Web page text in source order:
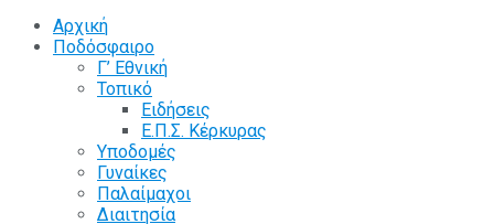
Αρχική
Ποδόσφαιρο
Γ’ Εθνική
Τοπικό
Ειδήσεις
Ε.Π.Σ. Κέρκυρας
Υποδομές
Γυναίκες
Παλαίμαχοι
Διαιτησία